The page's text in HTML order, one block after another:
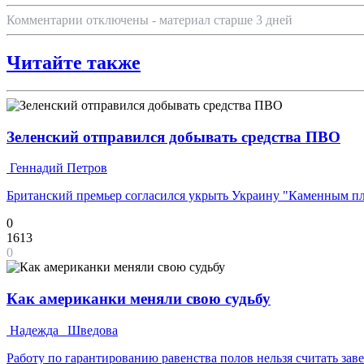
Комментарии отключены - материал старше 3 дней
Читайте также
Зеленский отправился добывать средства ПВО
Геннадий Петров
Британский премьер согласился укрыть Украину "Каменным
0
1613
0
Как американки меняли свою судьбу
Надежда Шведова
Работу по гарантированию равенства полов нельзя считать